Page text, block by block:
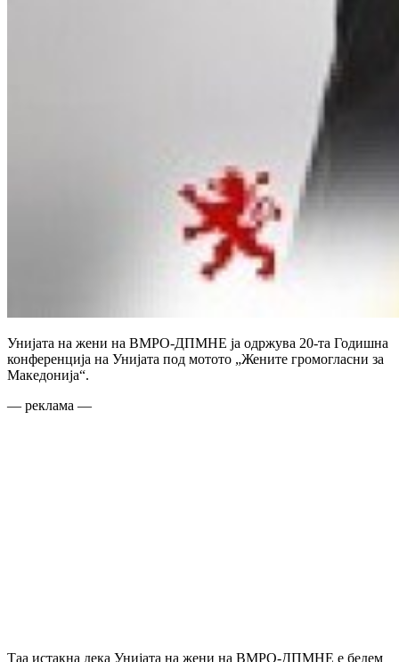
Унијата на жени на ВМРО-ДПМНЕ ја одржува 20-та Годишна
конференција на Унијата под мотото „Жените громогласни за
Македонија“.
— реклама —
Таа истакна дека Унијата на жени на ВМРО-ДПМНЕ е бедем